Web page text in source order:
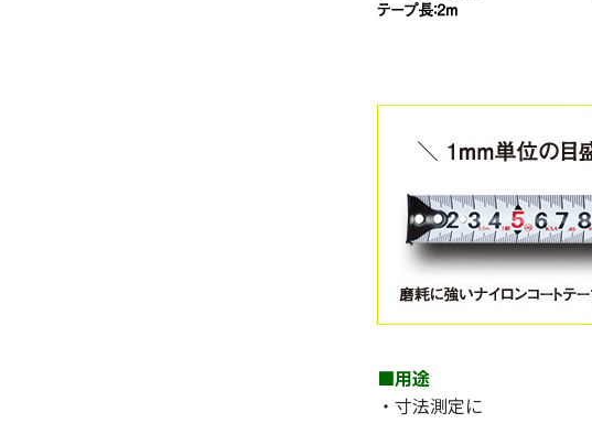
■用途
・寸法測定に